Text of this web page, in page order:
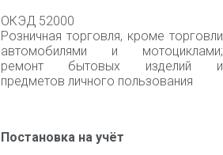
ОКЭД 52000
Розничная торговля, кроме торговли
автомобилями и мотоциклами;
ремонт бытовых изделий и
предметов личного пользования
Постановка на учёт